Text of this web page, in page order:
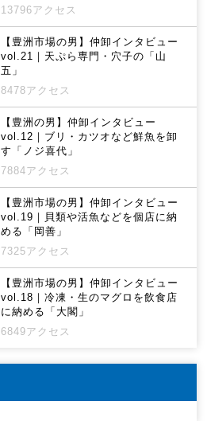
13796アクセス
【豊洲市場の男】仲卸インタビュー
vol.21｜天ぷら専門・穴子の「山
五」
8478アクセス
【豊洲の男】仲卸インタビュー
vol.12｜ブリ・カツオなど鮮魚を卸
す「ノジ喜代」
7884アクセス
【豊洲市場の男】仲卸インタビュー
vol.19｜貝類や活魚などを個店に納
める「岡善」
7325アクセス
【豊洲市場の男】仲卸インタビュー
vol.18｜冷凍・生のマグロを飲食店
に納める「大閣」
6849アクセス